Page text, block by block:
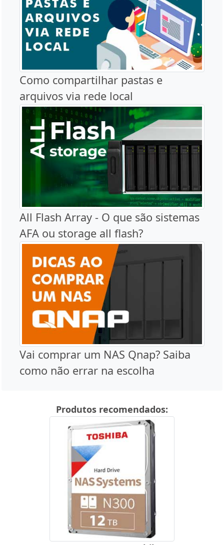
Como compartilhar pastas e
arquivos via rede local
All Flash Array - O que são sistemas
AFA ou storage all flash?
Vai comprar um NAS Qnap? Saiba
como não errar na escolha
Produtos recomendados: